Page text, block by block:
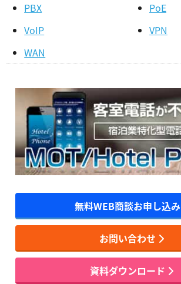
PBX
PoE
VoIP
VPN
WAN
無料WEB商談お申し込み
お問い合わせ
資料ダウンロード